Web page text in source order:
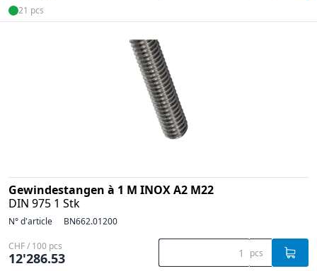
21 pcs
Gewindestangen à 1 M INOX A2 M22
DIN 975 1 Stk
N° d'article BN662.01200
CHF / 100 pcs
12'286.53 pcs